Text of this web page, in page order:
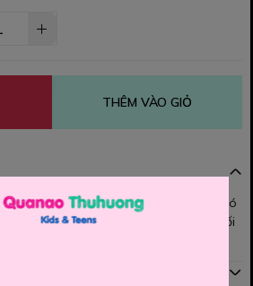
THÊM VÀO GIỎ
mát, co dãn, thấm hút mồ hôi. Quần có
bụng của bé. Màu sắc tươi sáng. Phối
các Mom.